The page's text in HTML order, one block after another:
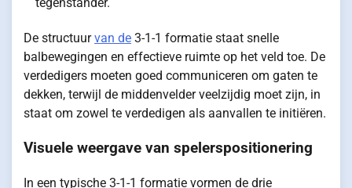
De structuurvan de 3-1-1 formatie staat snelle
balbewegingen en effectieve ruimte op het veld toe. De
verdedigers moeten goed communiceren om gaten te
dekken, terwijl de middenvelder veelzijdig moet zijn, in
staat om zowel te verdedigen als aanvallen te initiëren.
Visuele weergave van spelerspositionering
In een typische 3-1-1 formatie vormen de drie